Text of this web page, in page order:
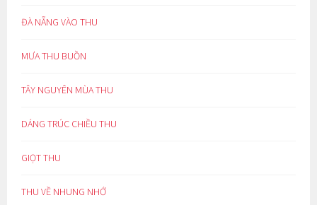
ĐÀ NẴNG VÀO THU
MƯA THU BUỒN
TÂY NGUYÊN MÙA THU
DÁNG TRÚC CHIỀU THU
GIỌT THU
THU VỀ NHUNG NHỚ